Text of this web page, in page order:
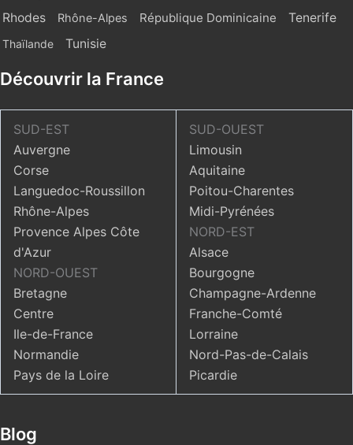
Rhodes Rhône-Alpes République Dominicaine Tenerife
Thaïlande Tunisie
Découvrir la France
SUD-EST
Auvergne
Corse
Languedoc-Roussillon
Rhône-Alpes
Provence Alpes Côte
d'Azur
NORD-OUEST
Bretagne
Centre
Ile-de-France
Normandie
Pays de la Loire
SUD-OUEST
Limousin
Aquitaine
Poitou-Charentes
Midi-Pyrénées
NORD-EST
Alsace
Bourgogne
Champagne-Ardenne
Franche-Comté
Lorraine
Nord-Pas-de-Calais
Picardie
Blog